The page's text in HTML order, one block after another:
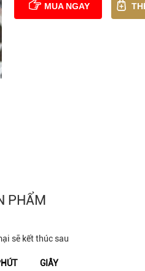
MUA NGAY
PHẨM
sẽ kết thúc sau
GIÂY